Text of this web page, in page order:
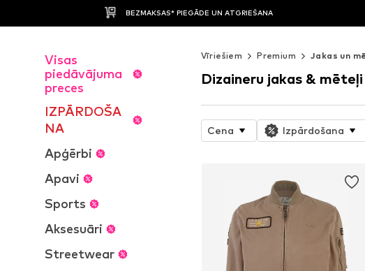
BEZMAKSAS* PIEGĀDE UN ATGRIEŠANA
Visas
piedāvājuma
preces
IZPĀRDOŠA
NA
Apģērbi
Apavi
Sports
Aksesuāri
Streetwear
Vīriešiem Premium Jakas un
Dizaineru jakas & mēteļi
Cena Izpārdošana